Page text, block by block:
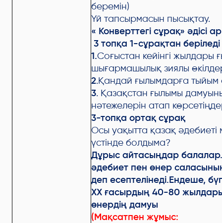
беремін)
Үй тапсырмасын пысықтау.
« Конверттегі сұрақ» әдісі
3 топқа 1-сұрақтан беріледі
1.Соғыстан кейінгі жылдары
шығармашылық зиялы
2.Қандай ғылымдарға тыйым
3. Қазақстан ғылымы
нәтежелерін атап
3-топқа ортақ сұрақ
Осы уақытта қазақ
үстінде болдыма?
Дұрыс айтасыңдар
әдебиет пен өнер
деп есептелінеді.Ендеше,
XX ғасырдың 40-80
өнердің дамуы
(Мақсатпен жұмыс: